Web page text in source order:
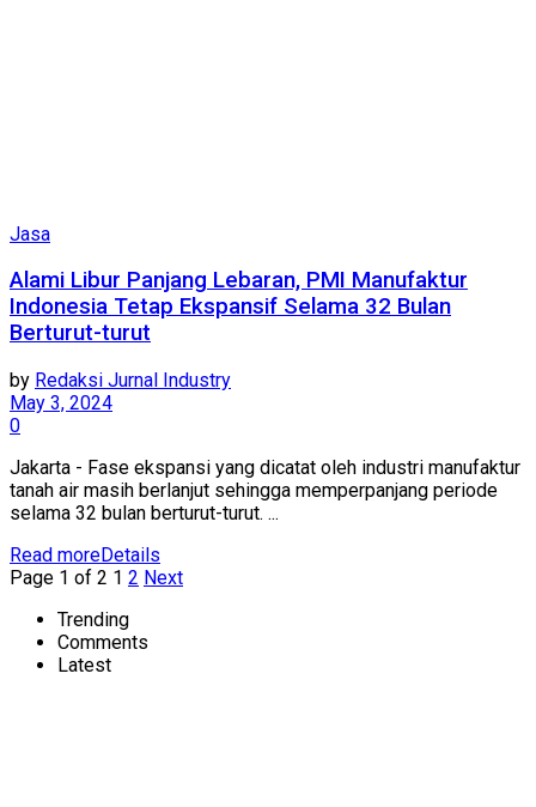
Jasa
Alami Libur Panjang Lebaran, PMI Manufaktur
Indonesia Tetap Ekspansif Selama 32 Bulan
Berturut-turut
by Redaksi Jurnal Industry
May 3, 2024
0
Jakarta - Fase ekspansi yang dicatat oleh industri manufaktur
tanah air masih berlanjut sehingga memperpanjang periode
selama 32 bulan berturut-turut. ...
Read moreDetails
Page 1 of 2 1 2 Next
Trending
Comments
Latest